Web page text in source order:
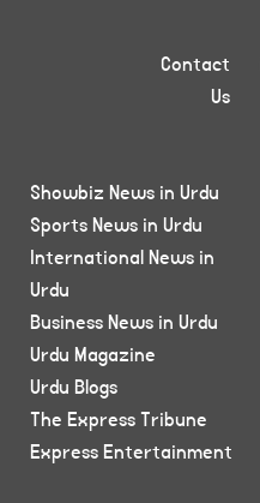
Contact
Us
Showbiz News in Urdu
Sports News in Urdu
International News in
Urdu
Business News in Urdu
Urdu Magazine
Urdu Blogs
The Express Tribune
Express Entertainment